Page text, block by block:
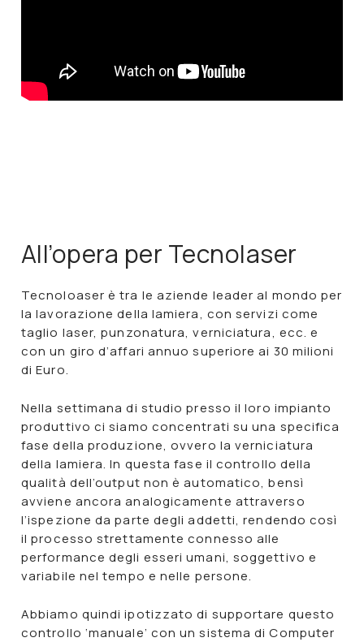
All’opera per Tecnolaser
Tecnoloaser è tra le aziende leader al mondo per
la lavorazione della lamiera, con servizi come
taglio laser, punzonatura, verniciatura, ecc. e
con un giro d’affari annuo superiore ai 30 milioni
di Euro.
Nella settimana di studio presso il loro impianto
produttivo ci siamo concentrati su una specifica
fase della produzione, ovvero la verniciatura
della lamiera. In questa fase il controllo della
qualità dell’output non è automatico, bensì
avviene ancora analogicamente attraverso
l’ispezione da parte degli addetti, rendendo così
il processo strettamente connesso alle
performance degli esseri umani, soggettivo e
variabile nel tempo e nelle persone.
Abbiamo quindi ipotizzato di supportare questo
controllo ‘manuale’ con un sistema di Computer